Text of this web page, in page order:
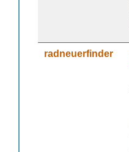
radneuerfinder